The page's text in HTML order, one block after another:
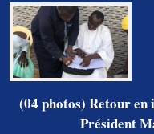
(04 photos) Retour en
Président